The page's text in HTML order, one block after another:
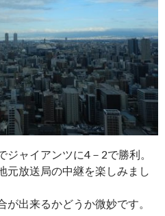
ャイアンツに4－2で勝利。
元放送局の中継を楽しみまし
出来るかどうか微妙です。